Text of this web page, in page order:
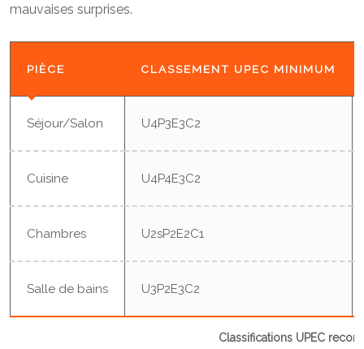
mauvaises surprises.
Classifications UPEC
PIÈCE CLASSEMENT UPEC MINIMUM
Séjour/Salon U4P3E3C2
Cuisine U4P4E3C2
Chambres U2sP2E2C1
Salle de bains U3P2E3C2